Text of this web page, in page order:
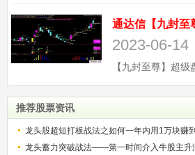
2023-06-14
推荐股票资讯
龙头股超短打板战法之如何一年内用1万块赚
解）
龙头蓄力突破战法——第一时间介入牛股主升